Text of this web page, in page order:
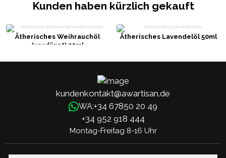
Kunden haben kürzlich gekauft
Ätherisches Weihrauchöl
(verdünnt) 50ml
Ätherisches Lavendelöl 50ml
kundenkontakt@awartisan.de
WA:+34 67850 20 49
+34 952 918 444
Montag-Freitag 8-16 Uhr